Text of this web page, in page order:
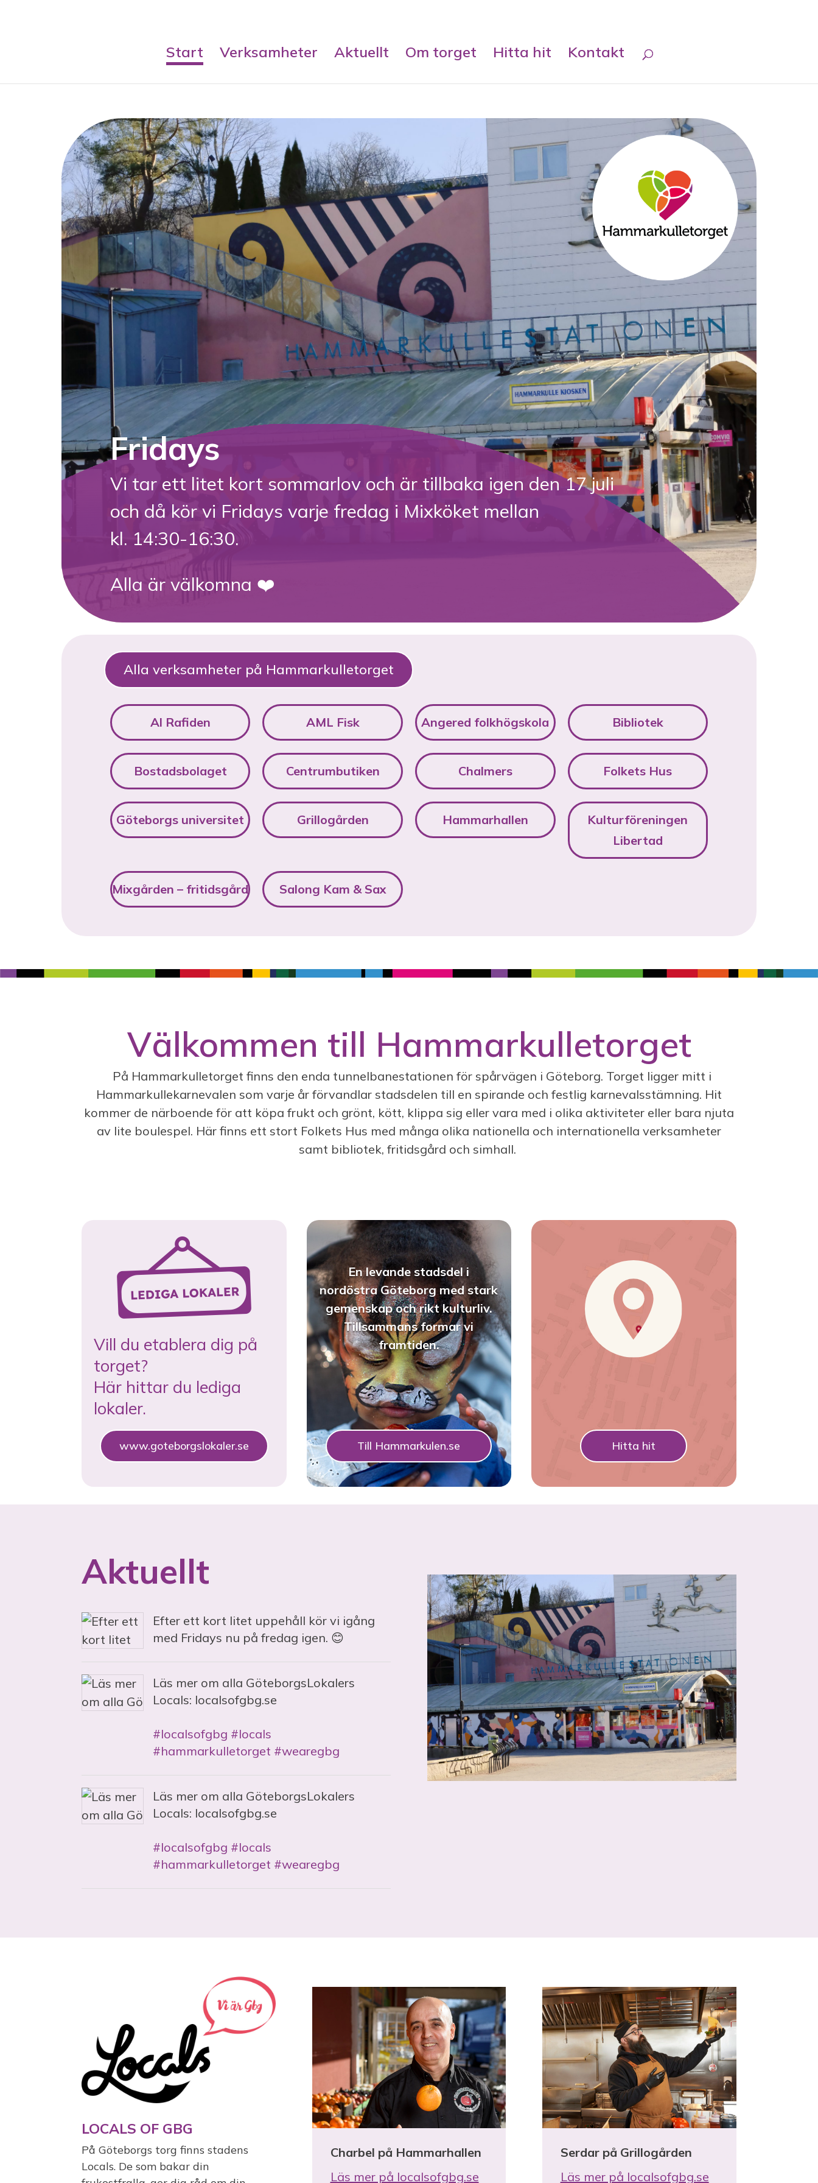
Start Verksamheter Aktuellt Om torget Hitta hit Kontakt
Fridays
Vi tar ett litet kort sommarlov och är tillbaka igen den 17 juli
och då kör vi Fridays varje fredag i Mixköket mellan
kl. 14:30-16:30.
Alla är välkomna ❤️
Alla verksamheter på Hammarkulletorget
Al Rafiden AML Fisk Angered folkhögskola Bibliotek
Bostadsbolaget Centrumbutiken Chalmers Folkets Hus
Göteborgs universitet Grillogården Hammarhallen
Kulturföreningen
Libertad
Mixgården – fritidsgård Salong Kam & Sax
Välkommen till Hammarkulletorget
På Hammarkulletorget finns den enda tunnelbanestationen för spårvägen i Göteborg. Torget ligger mitt i
Hammarkullekarnevalen som varje år förvandlar stadsdelen till en spirande och festlig karnevalsstämning. Hit
kommer de närboende för att köpa frukt och grönt, kött, klippa sig eller vara med i olika aktiviteter eller bara njuta
av lite boulespel. Här finns ett stort Folkets Hus med många olika nationella och internationella verksamheter
samt bibliotek, fritidsgård och simhall.
Vill du etablera dig på
torget?
Här hittar du lediga
lokaler.
www.goteborgslokaler.se
En levande stadsdel i
nordöstra Göteborg med stark
gemenskap och rikt kulturliv.
Tillsammans formar vi
framtiden.
Till Hammarkulen.se Hitta hit
Aktuellt
Efter ett kort litet uppehåll kör vi igång
med Fridays nu på fredag igen. 😊
Läs mer om alla GöteborgsLokalers
Locals: localsofgbg.se
#localsofgbg #locals
#hammarkulletorget #wearegbg
Läs mer om alla GöteborgsLokalers
Locals: localsofgbg.se
#localsofgbg #locals
#hammarkulletorget #wearegbg
LOCALS OF GBG
På Göteborgs torg finns stadens
Locals. De som bakar din
Charbel på Hammarhallen
Läs mer på localsofgbg.se
Serdar på Grillogården
Läs mer på localsofgbg.se